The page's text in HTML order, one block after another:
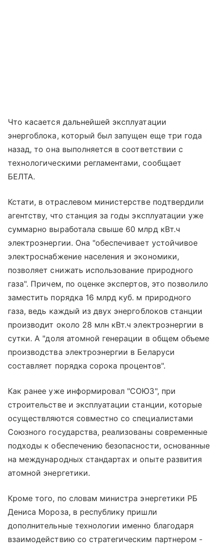
Что касается дальнейшей эксплуатации
энергоблока, который был запущен еще три года
назад, то она выполняется в соответствии с
технологическими регламентами, сообщает
БЕЛТА.
Кстати, в отраслевом министерстве подтвердили
агентству, что станция за годы эксплуатации уже
суммарно выработала свыше 60 млрд кВт.ч
электроэнергии. Она "обеспечивает устойчивое
электроснабжение населения и экономики,
позволяет снижать использование природного
газа". Причем, по оценке экспертов, это позволило
заместить порядка 16 млрд куб. м природного
газа, ведь каждый из двух энергоблоков станции
производит около 28 млн кВт.ч электроэнергии в
сутки. А "доля атомной генерации в общем объеме
производства электроэнергии в Беларуси
составляет порядка сорока процентов".
Как ранее уже информировал "СОЮЗ", при
строительстве и эксплуатации станции, которые
осуществляются совместно со специалистами
Союзного государства, реализованы современные
подходы к обеспечению безопасности, основанные
на международных стандартах и опыте развития
атомной энергетики.
Кроме того, по словам министра энергетики РБ
Дениса Мороза, в республику пришли
дополнительные технологии именно благодаря
взаимодействию со стратегическим партнером -